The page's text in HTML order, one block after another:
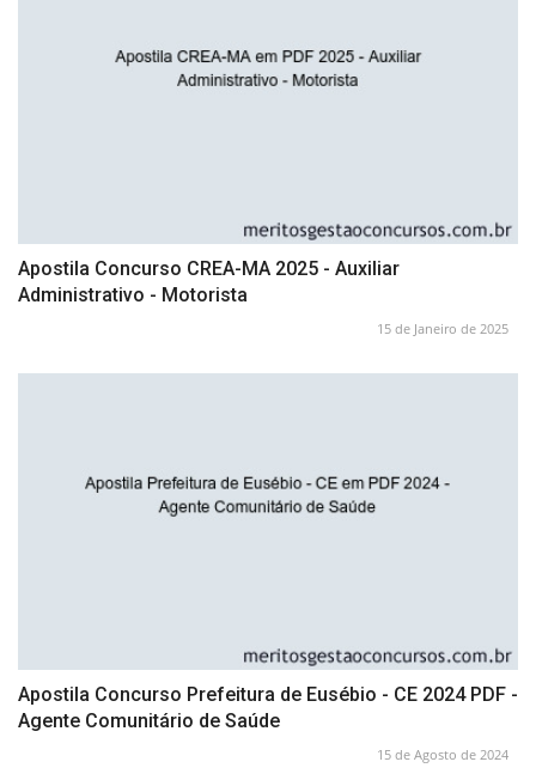
Apostila Concurso CREA-MA 2025 - Auxiliar
Administrativo - Motorista
15 de Janeiro de 2025
Apostila Concurso Prefeitura de Eusébio - CE 2024 PDF -
Agente Comunitário de Saúde
15 de Agosto de 2024